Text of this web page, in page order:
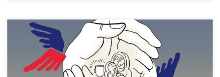
Ovaj izvještaj se distribuira s ciljem vidljivosti i odgovornosti, ali i
kao podsjećanje da rat u Ukrajini i dalje traje. Udruženje Secours